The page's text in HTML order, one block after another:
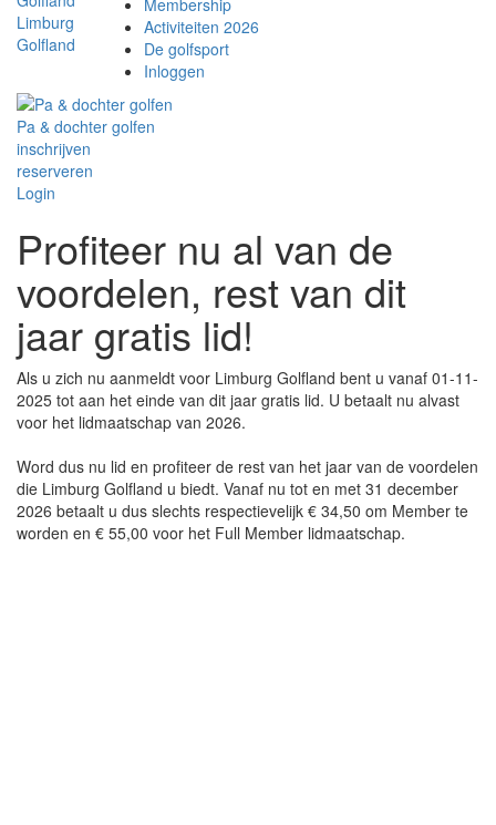
Limburg
Golfland
Membership
Activiteiten 2026
De golfsport
Inloggen
Pa & dochter golfen
inschrijven
reserveren
Login
Profiteer nu al van de
voordelen, rest van dit
jaar gratis lid!
Als u zich nu aanmeldt voor Limburg Golfland bent u vanaf 01-11-
2025 tot aan het einde van dit jaar gratis lid. U betaalt nu alvast
voor het lidmaatschap van 2026.
Word dus nu lid en profiteer de rest van het jaar van de voordelen
die Limburg Golfland u biedt. Vanaf nu tot en met 31 december
2026 betaalt u dus slechts respectievelijk € 34,50 om Member te
worden en € 55,00 voor het Full Member lidmaatschap.